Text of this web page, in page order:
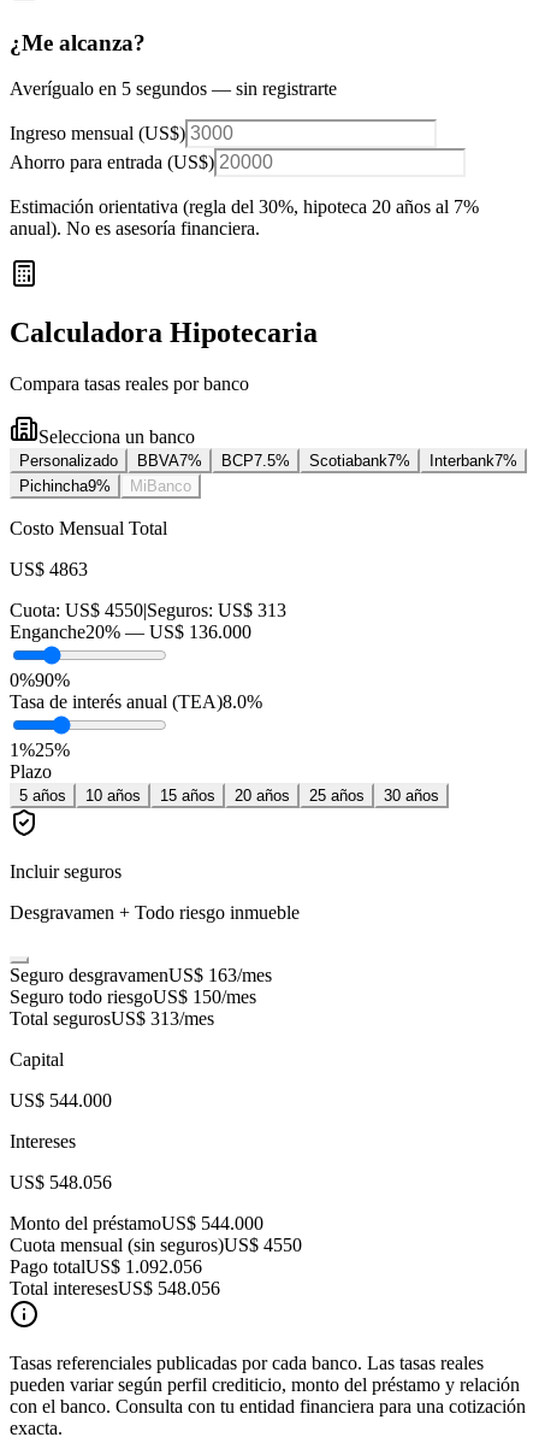
¿Me alcanza?
Averígualo en 5 segundos — sin registrarte
Ingreso mensual (US$)
Ahorro para entrada (US$)
Estimación orientativa (regla del 30%, hipoteca 20 años al 7%
anual). No es asesoría financiera.
Calculadora Hipotecaria
Compara tasas reales por banco
Selecciona un banco
Personalizado BBVA7% BCP7.5% Scotiabank7% Interbank7%
Pichincha9% MiBanco
Costo Mensual Total
US$ 4863
Cuota: US$ 4550|Seguros: US$ 313
Enganche20% — US$ 136.000
0%90%
Tasa de interés anual (TEA)8.0%
1%25%
Plazo
5 años 10 años 15 años 20 años 25 años 30 años
Incluir seguros
Desgravamen + Todo riesgo inmueble
Seguro desgravamenUS$ 163/mes
Seguro todo riesgoUS$ 150/mes
Total segurosUS$ 313/mes
Capital
US$ 544.000
Intereses
US$ 548.056
Monto del préstamoUS$ 544.000
Cuota mensual (sin seguros)US$ 4550
Pago totalUS$ 1.092.056
Total interesesUS$ 548.056
Tasas referenciales publicadas por cada banco. Las tasas reales
pueden variar según perfil crediticio, monto del préstamo y relación
con el banco. Consulta con tu entidad financiera para una cotización
exacta.